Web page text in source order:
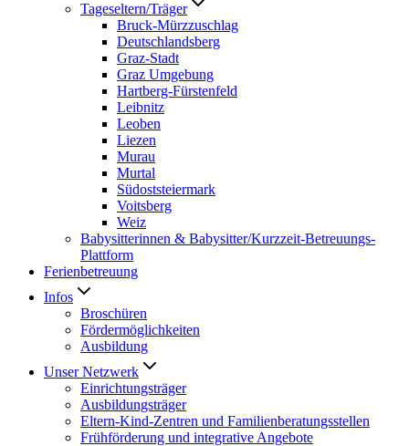
Tageseltern/Träger
Bruck-Mürzzuschlag
Deutschlandsberg
Graz-Stadt
Graz Umgebung
Hartberg-Fürstenfeld
Leibnitz
Leoben
Liezen
Murau
Murtal
Südoststeiermark
Voitsberg
Weiz
Babysitterinnen & Babysitter/Kurzzeit-Betreuungs-
Plattform
Ferienbetreuung
Infos
Broschüren
Fördermöglichkeiten
Ausbildung
Unser Netzwerk
Einrichtungsträger
Ausbildungsträger
Eltern-Kind-Zentren und Familienberatungsstellen
Frühförderung und integrative Angebote